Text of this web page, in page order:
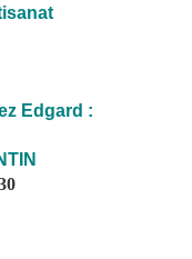
Edgard :